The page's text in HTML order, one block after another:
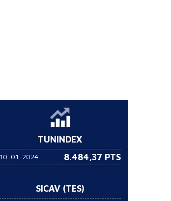
TUNINDEX
10-01-2024 8.484,37 PTS
SICAV (TES)